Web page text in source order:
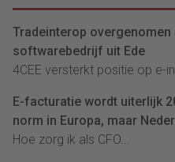
Tradeinterop overgenomen
softwarebedrijf uit Ede
4CEE versterkt positie op e-
E-facturatie wordt uiterlijk
norm in Europa, maar
Hoe zorg ik als CFO...